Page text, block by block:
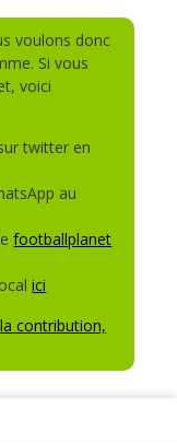
voulons donc
Si vous
voici
twitter en
au
footballplanet
ici
contribution,